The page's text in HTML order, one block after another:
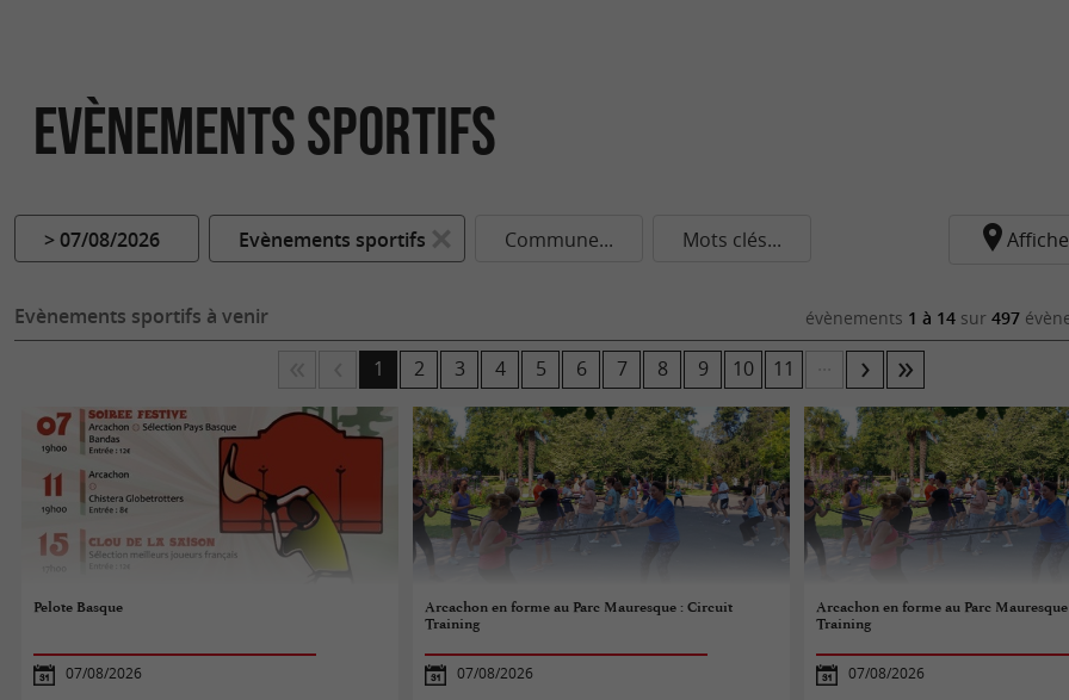
Evènements sportifs
> 07/08/2026 Evènements sportifs Commune... Mots clés...
Evènements sportifs à venir évènements 1 à 14 sur 497
1 2 3 4 5 6 7 8 9 10 11
Pelote Basque
07/08/2026
Arcachon en forme au Parc Mauresque : Circuit
Training
07/08/2026
Arcachon en forme au Parc
Training
07/08/2026